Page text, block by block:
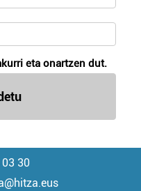
eta onartzen dut.
30